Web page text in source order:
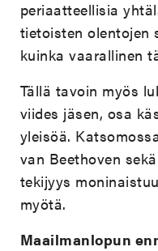
periaatteellisia
tietoisten olentojen
kuinka vaarallinen
Tällä tavoin myös
viides jäsen, osa
yleisöä.
van Beethoven
tekijyys
myötä.
Maailmanlopun